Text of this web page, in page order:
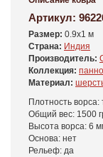
Артикул:
Размер: 0.9x1 м
Страна: Индия
Производитель:
Коллекция: панно
Материал:
Плотность ворса:
Общий вес: 1500
Высота ворса: 6
Основа: нет
Рельеф: да